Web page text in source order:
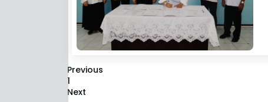
Previous
1
Next